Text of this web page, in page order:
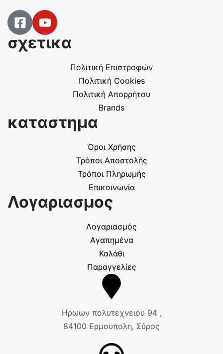
Ηρωων πολυτεχνειου 94 ,
84100 Ερμουπολη, Σύρος
Λογαριασμος
Λογαριασμός
Αγαπημένα
Καλάθι
Παραγγελίες
καταστημα
Όροι Χρήσης
Τρόποι Αποστολής
Τρόποι Πληρωμής
Επικοινωνία
σχετικα
Πολιτική Επιστροφών
Πολιτική Cookies
Πολιτική Απορρήτου
Brands